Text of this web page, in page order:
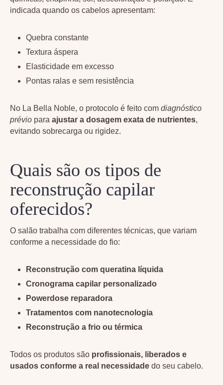
indicada quando os cabelos apresentam:
Quebra constante
Textura áspera
Elasticidade em excesso
Pontas ralas e sem resistência
No La Bella Noble, o protocolo é feito com diagnóstico
prévio para ajustar a dosagem exata de nutrientes,
evitando sobrecarga ou rigidez.
Quais são os tipos de
reconstrução capilar
oferecidos?
O salão trabalha com diferentes técnicas, que variam
conforme a necessidade do fio:
Reconstrução com queratina líquida
Cronograma capilar personalizado
Powerdose reparadora
Tratamentos com nanotecnologia
Reconstrução a frio ou térmica
Todos os produtos são profissionais, liberados e
usados conforme a real necessidade do seu cabelo.